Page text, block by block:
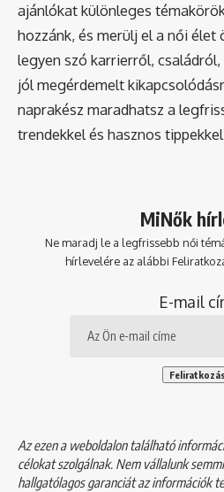
ajánlókat különleges
hozzánk, és merülj el a női élet
legyen szó karrierről,
jól megérdemelt
naprakész maradhatsz a
trendekkel és hasznos
MiNők
Ne maradj le a legfrissebb női
hírlevelére az alábbi
E-mail
Az ezen a weboldalon található
célokat szolgálnak. Nem vállalunk
hallgatólagos garanciát az információk